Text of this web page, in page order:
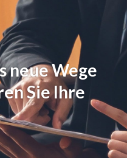
neue Wege
Sie Ihre